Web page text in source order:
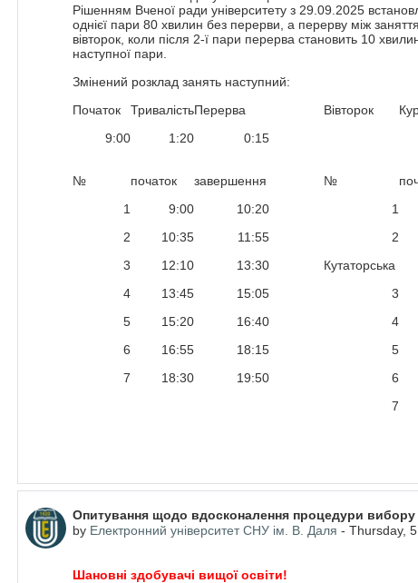
Рішенням Вченої ради університету з 29.09.2025
однієї пари 80 хвилин без перерви, а перерву між
вівторок, коли після 2-ї пари перерва становить 10
наступної пари.
Змінений розклад занять наступний:
Початок
ТривалістьПерерва Вівторок
9:00
1:20 0:15
№ початок завершення №
1
9:00 10:20 1
2
10:35 11:55 2
3
12:10 13:30 Кутаторська
4
13:45 15:05 3
5
15:20 16:40 4
6
16:55 18:15 5
7
18:30 19:50 6
7
Опитування щодо вдосконалення процедури вибору
by Електронний університет СНУ ім. В. Даля -Thursday,
Шановні здобувачі вищої освіти!